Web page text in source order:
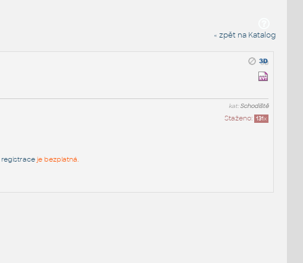
« zpět na Katalog
kat:Schodiště
Staženo: 131x
registraceje bezplatná.